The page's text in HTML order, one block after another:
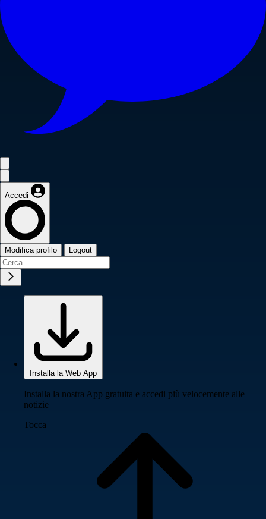
Accedi
Modifica profilo Logout
Installa la Web App
Installa la nostra App gratuita e accedi più velocemente alle
notizie
Tocca